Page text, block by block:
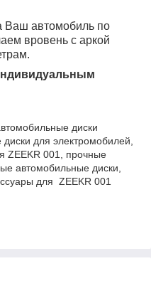
Ваш автомобиль по
вровень с аркой
диски
для электромобилей,
ZEEKR 001, прочные
автомобильные диски,
для ZEEKR 001